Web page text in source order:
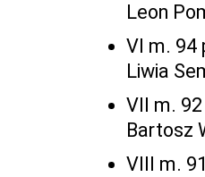
Leon
VI m. 94
Liwia
VII m.
Bartosz
VIII m.